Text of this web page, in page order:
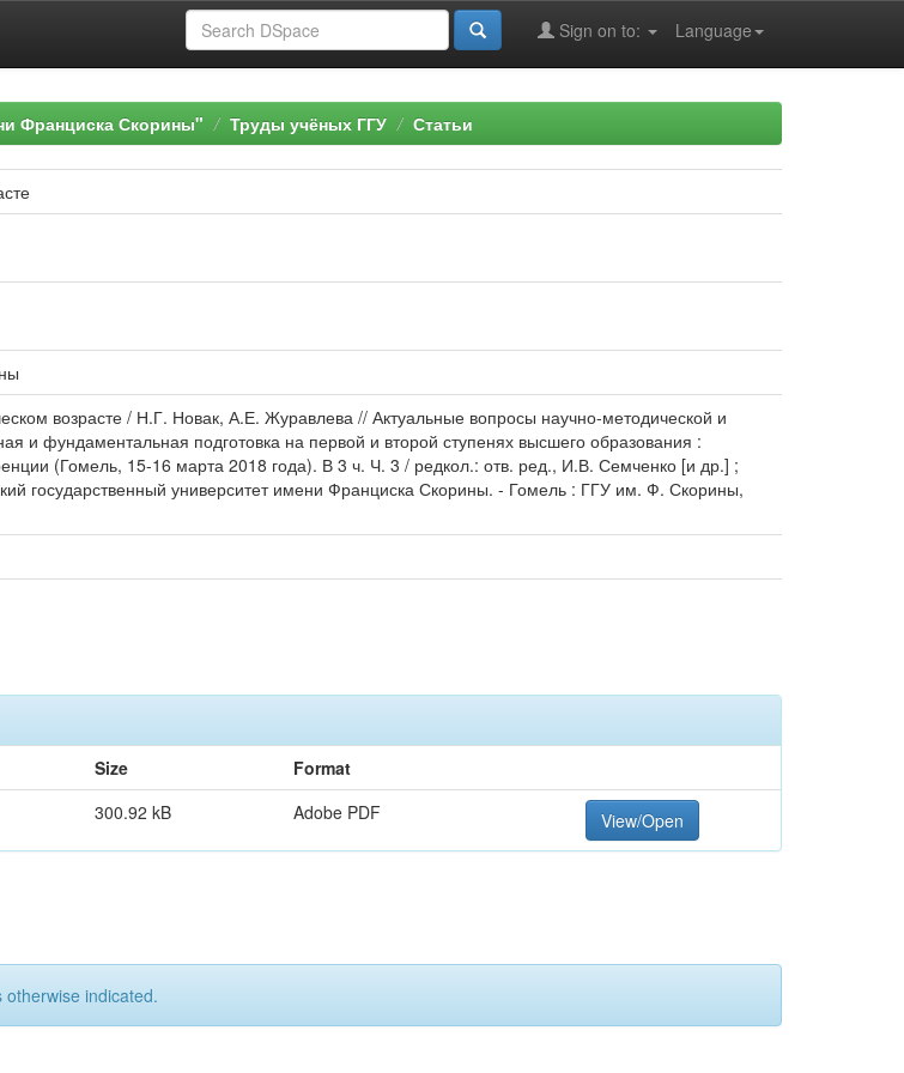
Language
Sign on to:
Франциска Скорины" Труды учёных ГГУ Статьи
возрасте / Н.Г. Новак, А.Е. Журавлева // Актуальные вопросы научно-методической и
и фундаментальная подготовка на первой и второй ступенях высшего образования :
(Гомель, 15-16 марта 2018 года). В 3 ч. Ч. 3 / редкол.: отв. ред., И.В. Семченко [и др.] ;
государственный университет имени Франциска Скорины. - Гомель : ГГУ им. Ф. Скорины,
Size
Format
300.92 kB Adobe PDF View/Open
indicated.